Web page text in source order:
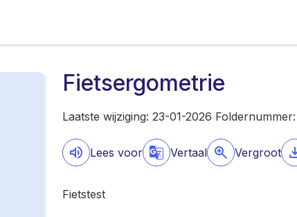
Fietsergometrie
Laatste wijziging: 23-01-2026
Lees voor Vertaal Vergroot
Fietstest